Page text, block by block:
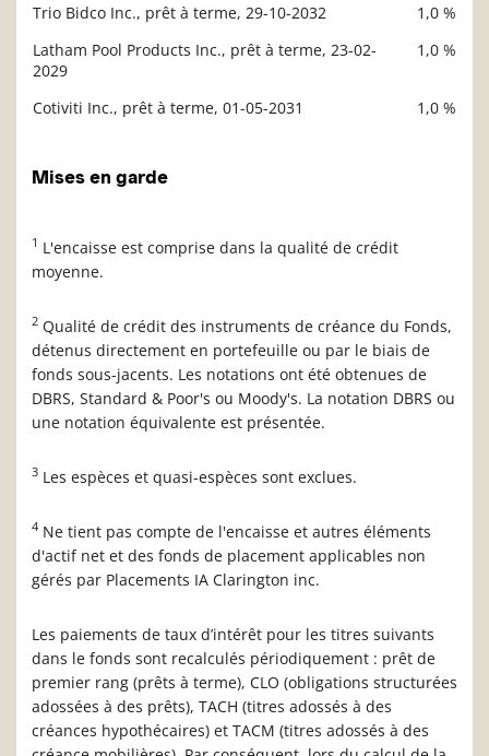
Trio Bidco Inc., prêt à terme, 29-10-2032
1,0 %
Latham Pool Products Inc., prêt à terme, 23-02-
2029
1,0 %
Cotiviti Inc., prêt à terme, 01-05-2031 1,0 %
Mises en garde
1 L'encaisse est comprise dans la qualité de crédit
moyenne.
2 Qualité de crédit des instruments de créance du Fonds,
détenus directement en portefeuille ou par le biais de
fonds sous-jacents. Les notations ont été obtenues de
DBRS, Standard & Poor's ou Moody's. La notation DBRS ou
une notation équivalente est présentée.
3 Les espèces et quasi-espèces sont exclues.
4 Ne tient pas compte de l'encaisse et autres éléments
d'actif net et des fonds de placement applicables non
gérés par Placements IA Clarington inc.
Les paiements de taux d’intérêt pour les titres suivants
dans le fonds sont recalculés périodiquement : prêt de
premier rang (prêts à terme), CLO (obligations structurées
adossées à des prêts), TACH (titres adossés à des
créances hypothécaires) et TACM (titres adossés à des